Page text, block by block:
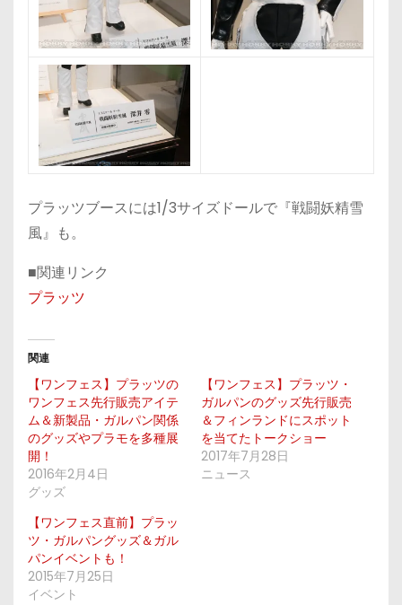
プラッツブースには1/3サイズドールで『戦闘妖精雪
風』も。
■関連リンク
プラッツ
関連
【ワンフェス】プラッツの
ワンフェス先行販売アイテ
ム＆新製品・ガルパン関係
のグッズやプラモを多種展
開！
2016年2月4日
グッズ
【ワンフェス】プラッツ・
ガルパンのグッズ先行販売
＆フィンランドにスポット
を当てたトークショー
2017年7月28日
ニュース
【ワンフェス直前】プラッ
ツ・ガルパングッズ＆ガル
パンイベントも！
2015年7月25日
イベント